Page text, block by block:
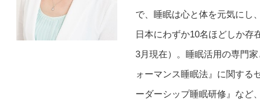
で、睡眠は心と体を元気にし
日本にわずか10名ほどしか存
3月現在）。睡眠活用の専門
ォーマンス睡眠法』に関する
ーダーシップ睡眠研修』など